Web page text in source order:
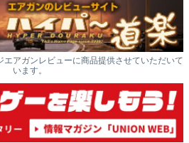
アガンレビューに商品提供させていただいて
います。